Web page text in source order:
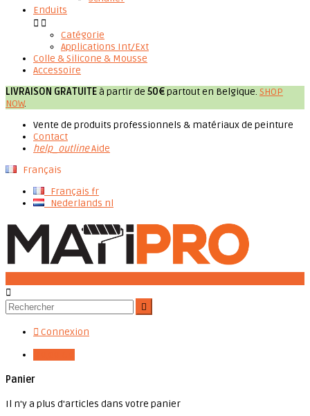
Enduits
 
Catégorie
Applications Int/Ext
Colle & Silicone & Mousse
Accessoire
LIVRAISON GRATUITEà partir de 50€partout en Belgique. SHOP
NOW.
Vente de produits professionnels & matériaux de peinture
Contact
help_outlineAide
Français
Français fr
Nederlands nl


 Connexion
Panier
Il n'y a plus d'articles dans votre panier